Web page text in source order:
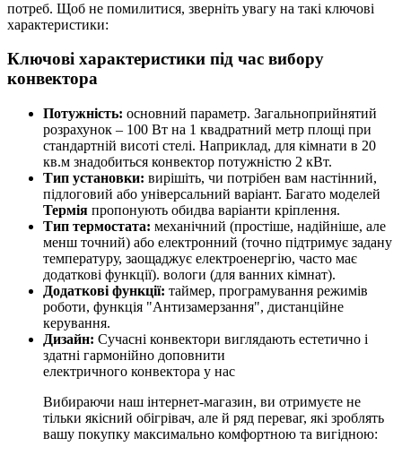
потреб. Щоб не помилитися, зверніть увагу на такі ключові
характеристики:
Ключові характеристики під час вибору
конвектора
Потужність: основний параметр. Загальноприйнятий
розрахунок – 100 Вт на 1 квадратний метр площі при
стандартній висоті стелі. Наприклад, для кімнати в 20
кв.м знадобиться конвектор потужністю 2 кВт.
Тип установки: вирішіть, чи потрібен вам настінний,
підлоговий або універсальний варіант. Багато моделей
Термія пропонують обидва варіанти кріплення.
Тип термостата: механічний (простіше, надійніше, але
менш точний) або електронний (точно підтримує задану
температуру, заощаджує електроенергію, часто має
додаткові функції). вологи (для ванних кімнат).
Додаткові функції: таймер, програмування режимів
роботи, функція "Антизамерзання", дистанційне
керування.
Дизайн: Сучасні конвектори виглядають естетично і
здатні гармонійно доповнити
електричного конвектора у нас
Вибираючи наш інтернет-магазин, ви отримуєте не
тільки якісний обігрівач, але й ряд переваг, які зроблять
вашу покупку максимально комфортною та вигідною: